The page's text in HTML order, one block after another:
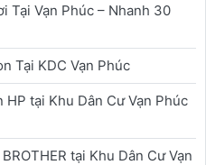
Tại Vạn Phúc – Nhanh 30
Tại KDC Vạn Phúc
tại Khu Dân Cư Vạn Phúc
tại Khu Dân Cư Vạn